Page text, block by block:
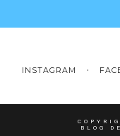
INSTAGRAM
BLOG